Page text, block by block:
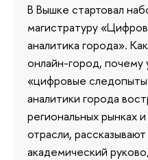
В Вышке стартовал
магистратуру
аналитика города».
онлайн-город, почему
«цифровые
аналитики города
региональных рынках
отрасли,
академический